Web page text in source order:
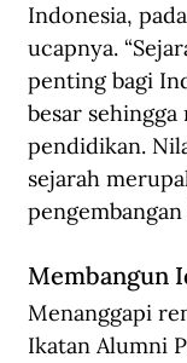
Indonesia,
ucapnya.
penting bagi
besar
pendidikan.
sejarah
pengembangan
Membangun
Menanggapi
Ikatan Alumni